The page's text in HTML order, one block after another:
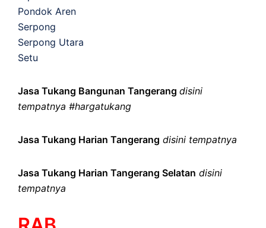
Pondok Aren
Serpong
Serpong Utara
Setu
Jasa Tukang Bangunan Tangerang disini
tempatnya #hargatukang
Jasa Tukang Harian Tangerang disini tempatnya
Jasa Tukang Harian Tangerang Selatan disini
tempatnya